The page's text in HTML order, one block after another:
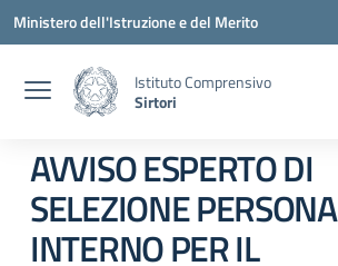
Vai ai contenuti
Vai al menu di navigazione
Vai al footer
Ministero dell'Istruzione e del Merito
Istituto Comprensivo
Sirtori
AVVISO ESPERTO DI
SELEZIONE
INTERNO PER IL